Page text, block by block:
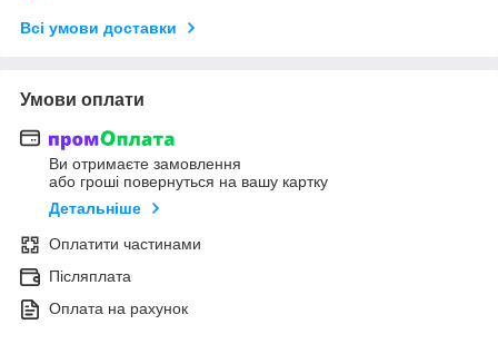
Всі умови доставки
Умови оплати
Ви отримаєте замовлення
або гроші повернуться на вашу картку
Детальніше
Оплатити частинами
Післяплата
Оплата на рахунок